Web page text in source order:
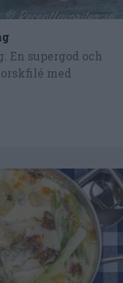
En supergod och
med